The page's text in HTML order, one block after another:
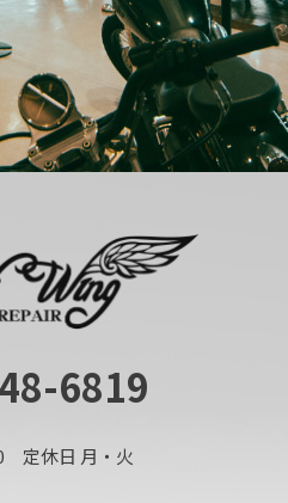
6819
定休日 月・火